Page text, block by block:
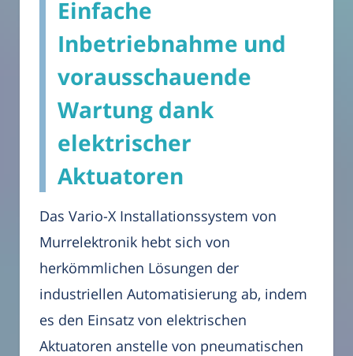
Einfache
Inbetriebnahme und
vorausschauende
Wartung dank
elektrischer
Aktuatoren
Das Vario-X Installationssystem von
Murrelektronik hebt sich von
herkömmlichen Lösungen der
industriellen Automatisierung ab, indem
es den Einsatz von elektrischen
Aktuatoren anstelle von pneumatischen